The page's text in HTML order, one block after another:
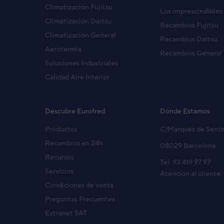
Fancoil Daitsu Suelo Slim Crystal AGFD
Fancoil Suelo
Climatización Fujitsu
Climatización Daitsu
Climatización General
Aerotermia
Soluciones Industriales
Calidad Aire Interior
Los imprescindibles
Recambios Fujitsu
Recambios Daitsu
Recambios General
Descubre Eurofred
Productos
Recambios en 24h
Recursos
Servicios
Condiciones de venta
Preguntas Frecuentes
Extranet SAT
Dónde Estamos
C/Marqués de
08029 Barcelona
Tel. 93 419 97 97
Atencion al cliente: